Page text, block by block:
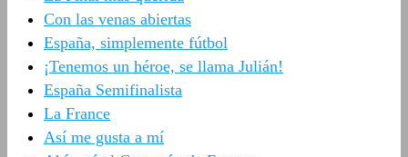
Con las venas abiertas
España, simplemente fútbol
¡Tenemos un héroe, se llama Julián!
España Semifinalista
La France
Así me gusta a mí